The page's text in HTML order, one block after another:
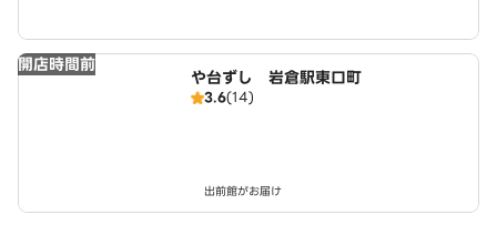
開店時間前
や台ずし 岩倉駅東口町
3.6(14)
出前館がお届け